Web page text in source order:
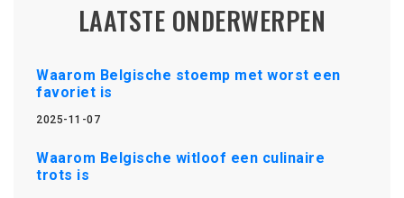
LAATSTE ONDERWERPEN
Waarom Belgische stoemp met worst een
favoriet is
2025-11-07
Waarom Belgische witloof een culinaire
trots is